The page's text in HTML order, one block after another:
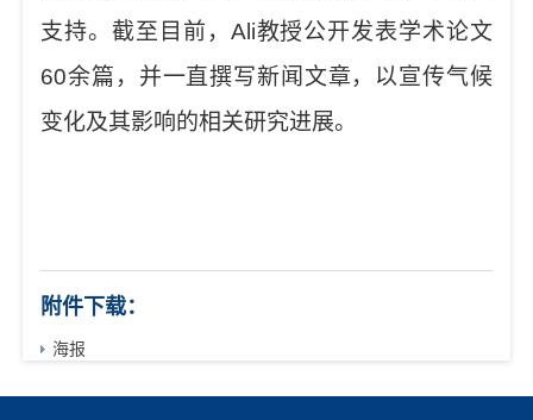
支持。截至目前， Ali教授公开发表学术论文
60余篇，并一直撰写新闻文章，以宣传气候
变化及其影响的相关研究进展。
附件下载：
海报